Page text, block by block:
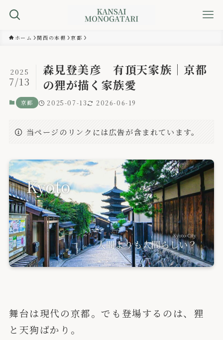
ホーム 関西の本棚 京都
森見登美彦 有頂天家族｜京都
の狸が描く家族愛
2025
7/13
京都 2025-07-13 2026-06-19
当ページのリンクには広告が含まれています。
舞台は現代の京都。でも登場するのは、狸
と天狗ばかり。